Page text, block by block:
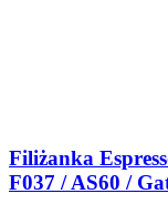
Filiżanka
F037 / AS60 /